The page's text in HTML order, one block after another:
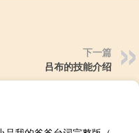
下一篇
吕布的技能介绍